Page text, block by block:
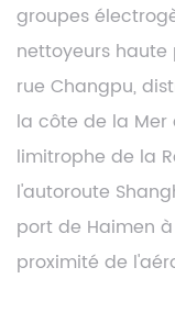
groupes
nettoyeurs haute
rue Changpu,
la côte de la Mer
limitrophe de la
l'autoroute
port de Haimen
proximité de